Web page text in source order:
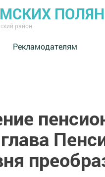
ПОЛЯН
район
Рекламодателям